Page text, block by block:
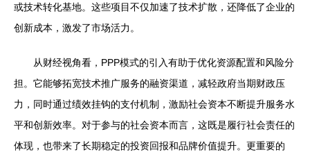
或技术转化基地。这些项目不仅加速了技术扩散，还降低了企业的
创新成本，激发了市场活力。
从财经视角看，PPP模式的引入有助于优化资源配置和风险分
担。它能够拓宽技术推广服务的融资渠道，减轻政府当期财政压
力，同时通过绩效挂钩的支付机制，激励社会资本不断提升服务水
平和创新效率。对于参与的社会资本而言，这既是履行社会责任的
体现，也带来了长期稳定的投资回报和品牌价值提升。更重要的